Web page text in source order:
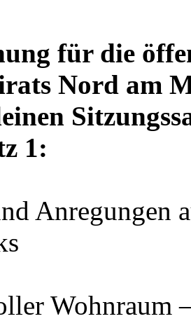
für die
Nord am
1:
Anregungen
Wohnraum